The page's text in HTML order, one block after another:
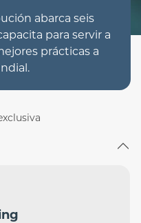
abarca seis
para servir a
prácticas a